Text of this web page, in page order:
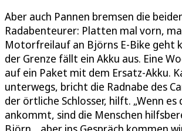
Aber auch Pannen bremsen die
Radabenteurer: Platten mal vorn,
Motorfreilauf an Björns E-Bike geht
der Grenze fällt ein Akku aus. Eine
auf ein Paket mit dem Ersatz-Akku.
unterwegs, bricht die Radnabe des
der örtliche Schlosser, hilft. „Wenn es
ankommt, sind die Menschen